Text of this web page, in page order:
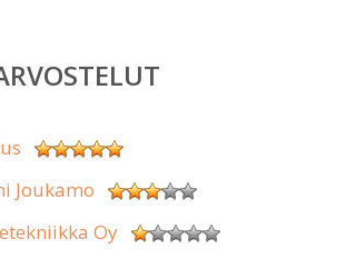
Joukamo
Oy